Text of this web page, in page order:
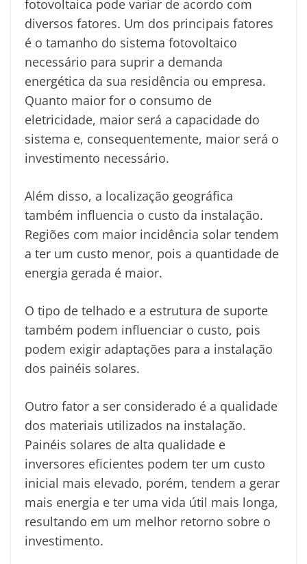
fotovoltaica pode variar de acordo com
diversos fatores. Um dos principais fatores
é o tamanho do sistema fotovoltaico
necessário para suprir a demanda
energética da sua residência ou empresa.
Quanto maior for o consumo de
eletricidade, maior será a capacidade do
sistema e, consequentemente, maior será o
investimento necessário.
Além disso, a localização geográfica
também influencia o custo da instalação.
Regiões com maior incidência solar tendem
a ter um custo menor, pois a quantidade de
energia gerada é maior.
O tipo de telhado e a estrutura de suporte
também podem influenciar o custo, pois
podem exigir adaptações para a instalação
dos painéis solares.
Outro fator a ser considerado é a qualidade
dos materiais utilizados na instalação.
Painéis solares de alta qualidade e
inversores eficientes podem ter um custo
inicial mais elevado, porém, tendem a gerar
mais energia e ter uma vida útil mais longa,
resultando em um melhor retorno sobre o
investimento.